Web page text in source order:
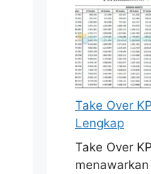
Take Over
Lengkap
Take Over